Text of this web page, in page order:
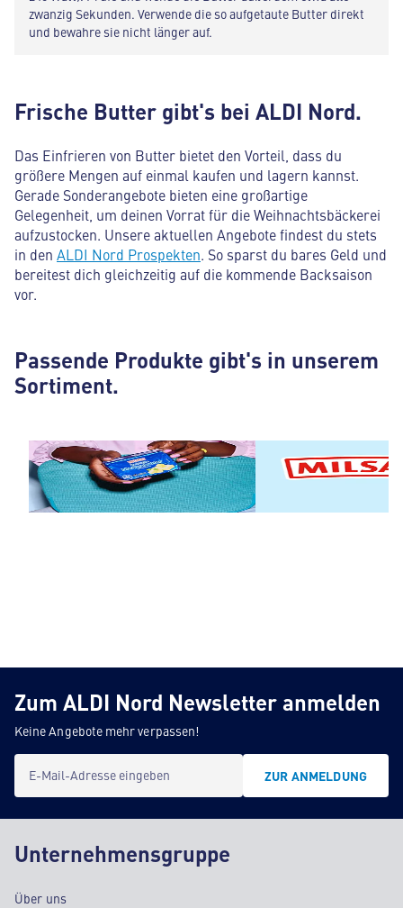
zwanzig Sekunden. Verwende die so aufgetaute Butter direkt
und bewahre sie nicht länger auf.
Frische Butter gibt's bei ALDI Nord.
Das Einfrieren von Butter bietet den Vorteil, dass du
größere Mengen auf einmal kaufen und lagern kannst.
Gerade Sonderangebote bieten eine großartige
Gelegenheit, um deinen Vorrat für die Weihnachtsbäckerei
aufzustocken. Unsere aktuellen Angebote findest du stets
in den ALDI Nord Prospekten. So sparst du bares Geld und
bereitest dich gleichzeitig auf die kommende Backsaison
vor.
Passende Produkte gibt's in unserem
Sortiment.
Zum ALDI Nord Newsletter anmelden
Keine Angebote mehr verpassen!
E-Mail-Adresse eingeben ZUR ANMELDUNG
Unternehmensgruppe
Über uns